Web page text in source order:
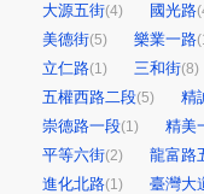
大源五街(4) 國光路
美德街(5) 樂業一路
立仁路(1) 三和街(8)
五權西路二段(5) 精
崇德路一段(1) 精美
平等六街(2) 龍富路
進化北路(1) 臺灣大